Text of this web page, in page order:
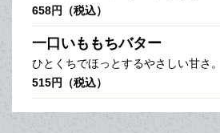
658円（税込）
一口いももちバター
ひとくちでほっとするやさしい甘さ。
515円（税込）